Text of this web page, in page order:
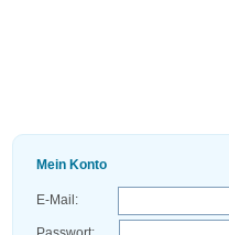
Mein Konto
E-Mail: